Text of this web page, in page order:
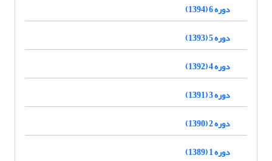
دوره 6 (1394)
دوره 5 (1393)
دوره 4 (1392)
دوره 3 (1391)
دوره 2 (1390)
دوره 1 (1389)